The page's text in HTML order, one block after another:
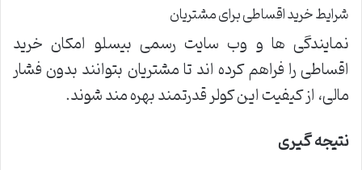
شرایط خرید اقساطی برای مشتریان
نمایندگی ها و وب سایت رسمی بیسلو امکان خرید
اقساطی را فراهم کرده اند تا مشتریان بتوانند بدون فشار
مالی، از کیفیت این کولر قدرتمند بهره مند شوند.
نتیجه گیری